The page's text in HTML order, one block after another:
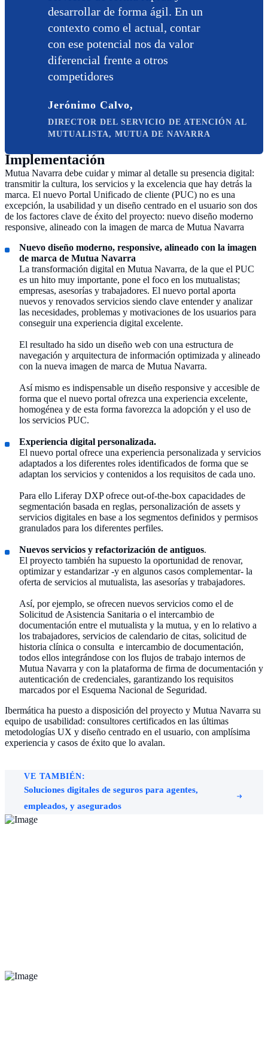
desarrollar de forma ágil. En un
contexto como el actual, contar
con ese potencial nos da valor
diferencial frente a otros
competidores
Jerónimo Calvo,
DIRECTOR DEL SERVICIO DE ATENCIÓN AL
MUTUALISTA, MUTUA DE NAVARRA
Implementación
Mutua Navarra debe cuidar y mimar al detalle su presencia digital:
transmitir la cultura, los servicios y la excelencia que hay detrás la
marca. El nuevo Portal Unificado de cliente (PUC) no es una
excepción, la usabilidad y un diseño centrado en el usuario son dos
de los factores clave de éxito del proyecto: nuevo diseño moderno
responsive, alineado con la imagen de marca de Mutua Navarra
Nuevo diseño moderno, responsive, alineado con la imagen
de marca de Mutua Navarra
La transformación digital en Mutua Navarra, de la que el PUC
es un hito muy importante, pone el foco en los mutualistas;
empresas, asesorías y trabajadores. El nuevo portal aporta
nuevos y renovados servicios siendo clave entender y analizar
las necesidades, problemas y motivaciones de los usuarios para
conseguir una experiencia digital excelente.
El resultado ha sido un diseño web con una estructura de
navegación y arquitectura de información optimizada y alineado
con la nueva imagen de marca de Mutua Navarra.
Así mismo es indispensable un diseño responsive y accesible de
forma que el nuevo portal ofrezca una experiencia excelente,
homogénea y de esta forma favorezca la adopción y el uso de
los servicios PUC.
Experiencia digital personalizada.
El nuevo portal ofrece una experiencia personalizada y servicios
adaptados a los diferentes roles identificados de forma que se
adaptan los servicios y contenidos a los requisitos de cada uno.
Para ello Liferay DXP ofrece out-of-the-box capacidades de
segmentación basada en reglas, personalización de assets y
servicios digitales en base a los segmentos definidos y permisos
granulados para los diferentes perfiles.
Nuevos servicios y refactorización de antiguos.
El proyecto también ha supuesto la oportunidad de renovar,
optimizar y estandarizar -y en algunos casos complementar- la
oferta de servicios al mutualista, las asesorías y trabajadores.
Así, por ejemplo, se ofrecen nuevos servicios como el de
Solicitud de Asistencia Sanitaria o el intercambio de
documentación entre el mutualista y la mutua, y en lo relativo a
los trabajadores, servicios de calendario de citas, solicitud de
historia clínica o consulta e intercambio de documentación,
todos ellos integrándose con los flujos de trabajo internos de
Mutua Navarra y con la plataforma de firma de documentación y
autenticación de credenciales, garantizando los requisitos
marcados por el Esquema Nacional de Seguridad.
Ibermática ha puesto a disposición del proyecto y Mutua Navarra su
equipo de usabilidad: consultores certificados en las últimas
metodologías UX y diseño centrado en el usuario, con amplísima
experiencia y casos de éxito que lo avalan.
VE TAMBIÉN:
Soluciones digitales de seguros para agentes,
empleados, y asegurados